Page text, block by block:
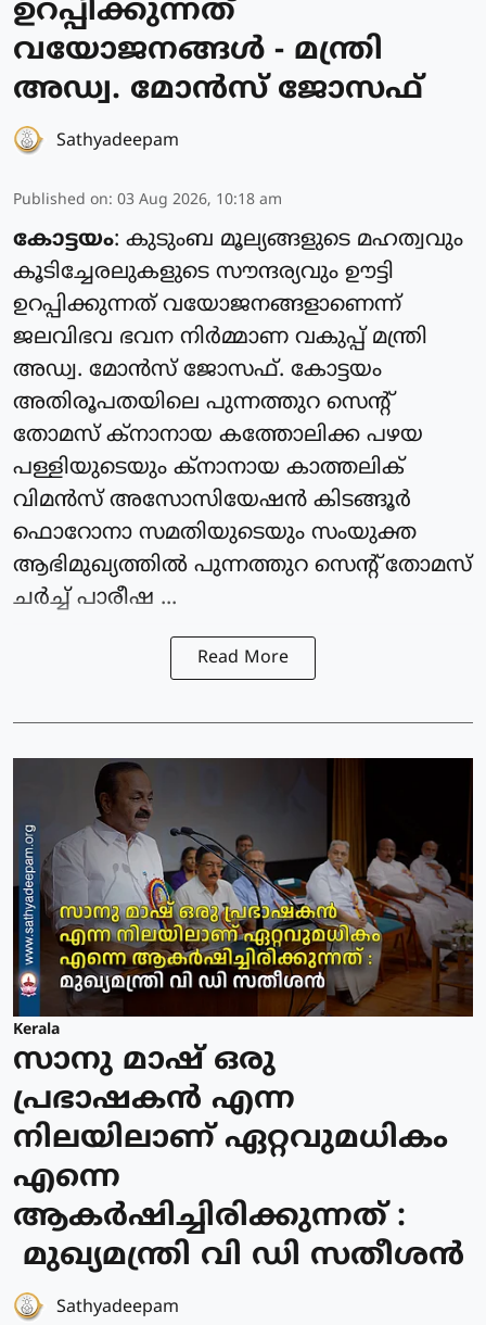
ഉറപ്പിക്കുന്നത്
വയോജനങ്ങള്‍ - മന്ത്രി
അഡ്വ. മോന്‍സ് ജോസഫ്
Sathyadeepam
Published on: 03 Aug 2026, 10:18 am
കോട്ടയം: കുടുംബ മൂല്യങ്ങളുടെ മഹത്വവും
കൂടിച്ചേരലുകളുടെ സൗന്ദര്യവും ഊട്ടി
ഉറപ്പിക്കുന്നത് വയോജനങ്ങളാണെന്ന്
ജലവിഭവ ഭവന നിര്‍മ്മാണ വകുപ്പ് മന്ത്രി
അഡ്വ. മോന്‍സ് ജോസഫ്. കോട്ടയം
അതിരൂപതയിലെ പുന്നത്തുറ സെന്റ്
തോമസ് ക്‌നാനായ കത്തോലിക്ക പഴയ
പള്ളിയുടെയും ക്‌നാനായ കാത്തലിക്
വിമന്‍സ് അസോസിയേഷന്‍ കിടങ്ങൂര്‍
ഫൊറോനാ സമതിയുടെയും സംയുക്ത
ആഭിമുഖ്യത്തില്‍ പുന്നത്തുറ സെന്റ് തോമസ്
ചര്‍ച്ച് പാരീഷ ...
Read More
Kerala
സാനു മാഷ് ഒരു
പ്രഭാഷകൻ എന്ന
നിലയിലാണ് ഏറ്റവുമധികം
എന്നെ
ആകർഷിച്ചിരിക്കുന്നത് :
മുഖ്യമന്ത്രി വി ഡി സതീശൻ
Sathyadeepam